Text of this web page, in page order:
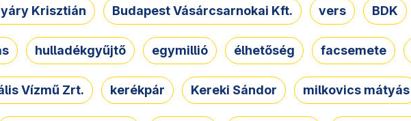
Krisztián Budapest Vásárcsarnokai Kft. vers BDK
hulladékgyűjtő egymillió élhetőség facsemete
Vízmű Zrt. kerékpár Kereki Sándor milkovics mátyás